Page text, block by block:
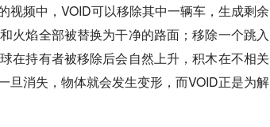
视频中，VOID可以移除其中一辆车，生成剩余
火焰全部被替换为干净的路面；移除一个跳入
在持有者被移除后会自然上升，积木在不相关
旦消失，物体就会发生变形，而VOID正是为解